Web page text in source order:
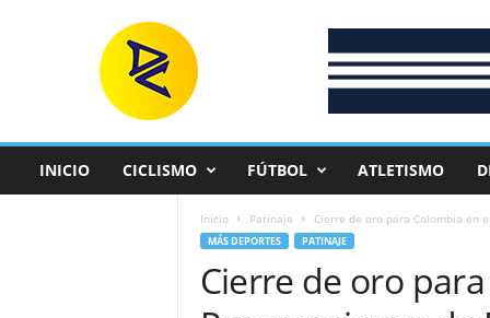
INICIO CICLISMO FÚTBOL ATLETISMO
Inicio Patinaje Cierre de oro para Colombia en
MÁS DEPORTES PATINAJE
Cierre de oro